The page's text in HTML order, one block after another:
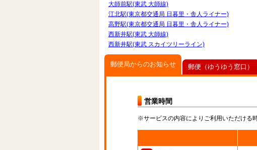
大師前駅(東武 大師線)
江北駅(東京都交通局 日暮里・舎人ライナー)
高野駅(東京都交通局 日暮里・舎人ライナー)
西新井駅(東武 大師線)
西新井駅(東武 スカイツリーライン)
郵便局からのお知らせ
営業時間
※サービスの内容によりご利用いただける
郵便（ゆうゆう窓口）